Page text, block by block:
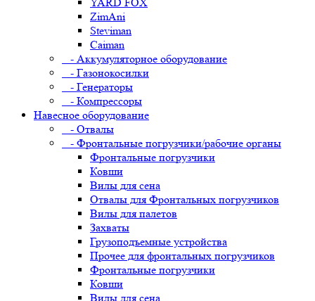
ZimAni
Steviman
Caiman
- Аккумуляторное оборудование
- Газонокосилки
- Генераторы
- Компрессоры
Навесное оборудование
- Отвалы
- Фронтальные погрузчики/рабочие органы
Фронтальные погрузчики
Ковши
Вилы для сена
Отвалы для Фронтальных погрузчиков
Вилы для палетов
Захваты
Грузоподъемные устройства
Прочее для фронтальных погрузчиков
Фронтальные погрузчики
Ковши
Вилы для сена